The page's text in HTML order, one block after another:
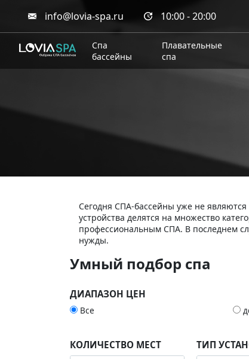
info@lovia-spa.ru 10:00 - 20:00
Спа
бассейны
Плавательные
спа
Сегодня СПА-бассейны уже не
устройства делятся на множество
профессиональным СПА. В последнем
нужды.
Умный подбор спа
ДИАПАЗОН ЦЕН
Все
КОЛИЧЕСТВО МЕСТ
ТИП